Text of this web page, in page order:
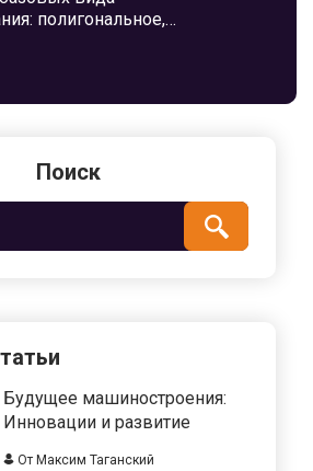
полигональное,
и слабые стороны, где
Поиск
Будущее машиностроения:
Инновации и развитие
От Максим Таганский